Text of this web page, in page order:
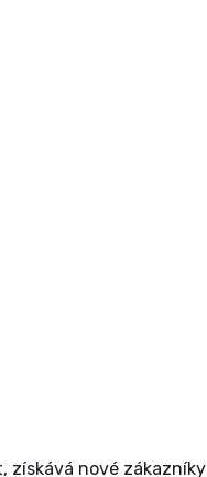
získává nové zákazníky